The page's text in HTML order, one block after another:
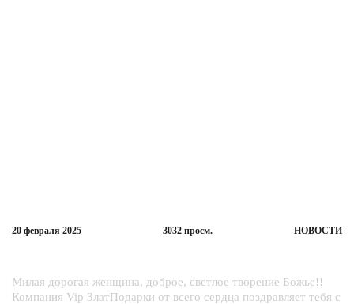
Милая дорогая женщина, доброе, светлое творение Божье!!
Компания Vip ЗлатПодарки от всего сердца поздравляет тебя с
20 февраля 2025 3032 просм. НОВОСТИ